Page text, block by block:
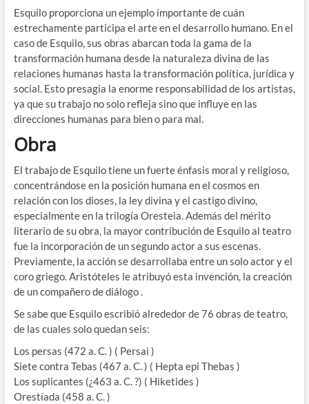
Esquilo proporciona un ejemplo importante de cuán
estrechamente participa el arte en el desarrollo humano. En el
caso de Esquilo, sus obras abarcan toda la gama de la
transformación humana desde la naturaleza divina de las
relaciones humanas hasta la transformación política, jurídica y
social. Esto presagia la enorme responsabilidad de los artistas,
ya que su trabajo no solo refleja sino que influye en las
direcciones humanas para bien o para mal.
Obra
El trabajo de Esquilo tiene un fuerte énfasis moral y religioso,
concentrándose en la posición humana en el cosmos en
relación con los dioses, la ley divina y el castigo divino,
especialmente en la trilogía Oresteia. Además del mérito
literario de su obra, la mayor contribución de Esquilo al teatro
fue la incorporación de un segundo actor a sus escenas.
Previamente, la acción se desarrollaba entre un solo actor y el
coro griego. Aristóteles le atribuyó esta invención, la creación
de un compañero de diálogo .
Se sabe que Esquilo escribió alrededor de 76 obras de teatro,
de las cuales solo quedan seis:
Los persas (472 a. C. ) ( Persai )
Siete contra Tebas (467 a. C. ) ( Hepta epi Thebas )
Los suplicantes (¿463 a. C. ?) ( Hiketides )
Orestíada (458 a. C. )